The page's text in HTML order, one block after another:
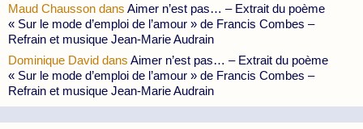
Maud Chausson dans Aimer n’est pas… – Extrait du poème
« Sur le mode d’emploi de l’amour » de Francis Combes –
Refrain et musique Jean-Marie Audrain
Dominique David dans Aimer n’est pas… – Extrait du poème
« Sur le mode d’emploi de l’amour » de Francis Combes –
Refrain et musique Jean-Marie Audrain